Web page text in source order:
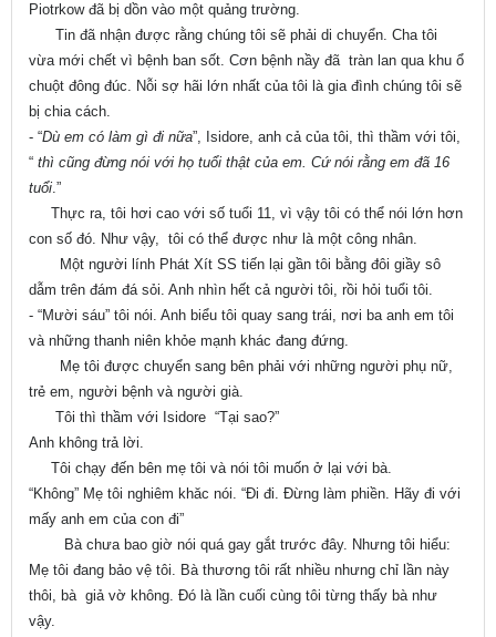
Piotrkow đã bị dồn vào một quảng trường.
Tin đã nhận được rằng chúng tôi sẽ phải di chuyển. Cha tôi
vừa mới chết vì bệnh ban sốt. Cơn bệnh nầy đã tràn lan qua khu ổ
chuột đông đúc. Nỗi sợ hãi lớn nhất của tôi là gia đình chúng tôi sẽ
bị chia cách.
- “Dù em có làm gì đi nữa”, Isidore, anh cả của tôi, thì thầm với tôi,
“ thì cũng đừng nói với họ tuổi thật của em. Cứ nói rằng em đã 16
tuổi.”
Thực ra, tôi hơi cao với số tuổi 11, vì vậy tôi có thể nói lớn hơn
con số đó. Như vậy, tôi có thể được như là một công nhân.
Một người lính Phát Xít SS tiến lại gần tôi bằng đôi giầy sô
dẫm trên đám đá sỏi. Anh nhìn hết cả người tôi, rồi hỏi tuổi tôi.
- “Mười sáu” tôi nói. Anh biểu tôi quay sang trái, nơi ba anh em tôi
và những thanh niên khỏe mạnh khác đang đứng.
Mẹ tôi được chuyển sang bên phải với những người phụ nữ,
trẻ em, người bệnh và người già.
Tôi thì thầm với Isidore “Tại sao?”
Anh không trả lời.
Tôi chạy đến bên mẹ tôi và nói tôi muốn ở lại với bà.
“Không” Mẹ tôi nghiêm khăc nói. “Đi đi. Đừng làm phiền. Hãy đi với
mấy anh em của con đi”
Bà chưa bao giờ nói quá gay gắt trước đây. Nhưng tôi hiểu:
Mẹ tôi đang bảo vệ tôi. Bà thương tôi rất nhiều nhưng chỉ lần này
thôi, bà giả vờ không. Đó là lần cuối cùng tôi từng thấy bà như
vậy.